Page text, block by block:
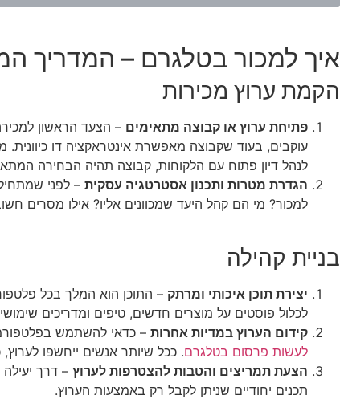
איך למכור בטלגרם – המדריך
הקמת ערוץ מכירות
פתיחת ערוץ או קבוצה מתאימים – הצעד הראשון
עוקבים, בעוד שקבוצה מאפשרת אינטראקציה דו
לנהל דיון פתוח עם הלקוחות, קבוצה תהיה הבחירה
הגדרת מטרות ותכנון אסטרטגיה עסקית – לפני
למכור? מי הם קהל היעד שמכוונים אליו? אילו מסרים
בניית קהילה
יצירת תוכן איכותי ומרתק – התוכן הוא המלך בכל
לכלול פוסטים על מוצרים חדשים, טיפים ומדריכים
קידום הערוץ במדיות אחרות – כדאי להשתמש
לעשות פרסום בטלגרם. ככל שיותר אנשים ייחשפו
הצעת תמריצים והטבות להצטרפות לערוץ – דרך
תכנים יחודיים שניתן לקבל רק באמצעות הערוץ.